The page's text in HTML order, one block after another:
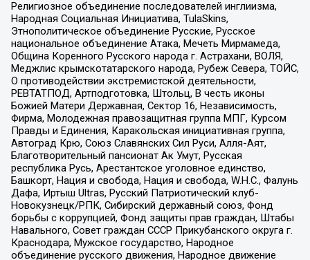
Религиозное объединение последователей инглиизма,
Народная Социальная Инициатива, TulaSkins,
Этнополитическое объединение Русские, Русское
национальное объединение Атака, Мечеть Мирмамеда,
Община Коренного Русского народа г. Астрахани, ВОЛЯ,
Меджлис крымскотатарского народа, Рубеж Севера, ТОЙС,
О противодействии экстремистской деятельности,
РЕВТАТПОД, Артподготовка, Штольц, В честь иконы
Божией Матери Державная, Сектор 16, Независимость,
Фирма, Молодежная правозащитная группа МПГ, Курсом
Правды и Единения, Каракольская инициативная группа,
Автоград Крю, Союз Славянских Сил Руси, Алля-Аят,
Благотворительный пансионат Ак Умут, Русская
республика Русь, Арестантское уголовное единство,
Башкорт, Нация и свобода, Нация и свобода, W.H.С., Фалунь
Дафа, Иртыш Ultras, Русский Патриотический клуб-
Новокузнецк/РПК, Сибирский державный союз, Фонд
борьбы с коррупцией, Фонд защиты прав граждан, Штабы
Навального, Совет граждан СССР Прикубанского округа г.
Краснодара, Мужское государство, Народное
объединение русского движения, Народное движение